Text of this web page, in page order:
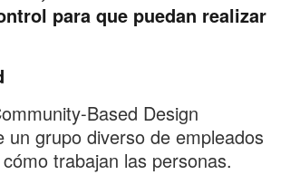
para que puedan realizar
Based Design
grupo diverso de empleados
trabajan las personas.